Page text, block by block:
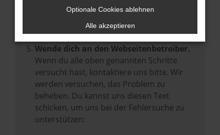
Sicherheitsrisiko, sondern kann auch dazu
führen, dass bestimmte Funktionen nicht
mehr unterstützt werden.
Wende dich an den Webseitenbetreiber.
Wenn du alle oben genannten Schritte
versucht hast, kontaktiere uns bitte. Wir
werden versuchen, das Problem zu
beheben. Du kannst uns diesen Text
schicken, um uns bei der Fehlersuche zu
unterstützen:
Optionale Cookies ablehnen
Alle akzeptieren